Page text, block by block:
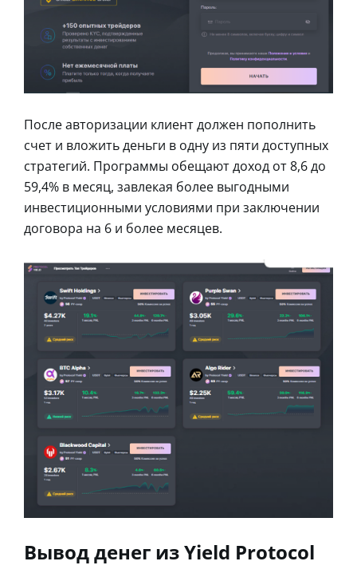
После авторизации клиент должен пополнить
счет и вложить деньги в одну из пяти доступных
стратегий. Программы обещают доход от 8,6 до
59,4% в месяц, завлекая более выгодными
инвестиционными условиями при заключении
договора на 6 и более месяцев.
Вывод денег из Yield Protocol